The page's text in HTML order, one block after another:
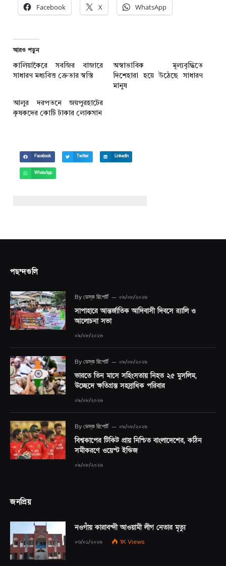
Facebook X WhatsApp
আরও পড়ুন
কালিয়াকৈরে সবজির বাজারে
সাধারণ মধ্যবিত্ত ক্রেতার স্বস্তি
অস্বাভাবিক মূল্যবৃদ্ধিতে
দিশেহারা হয়ে উঠেছে সাধারণ
মানুষ
আলুর দরপতনে জয়পুরহাটের
কৃষকদের কোটি টাকার লোকসান
Facebook Twitter LinkedIn
WhatsApp
পছন্দগুলি
By ডেস্ক রিপোর্ট ০৯/০৮/২০২৬
সাপাহারে আন্তর্জাতিক আদিবাসী দিবসে র‍্যালি ও
আলোচনা সভা
০৯/০৮/২০২৬
By ডেস্ক রিপোর্ট ০৯/০৮/২০২৬
ভারতে তিন মাসে সহিংসতায় নিহত ২৫ মুসলিম,
উচ্ছেদে ক্ষতিগ্রস্ত সহস্রাধিক পরিবার
০৯/০৮/২০২৬
By ডেস্ক রিপোর্ট ০৯/০৮/২০২৬
বিশ্বকাপের টিকিট প্রায় নিশ্চিত বাংলাদেশের, কঠিন
সমীকরণে ওয়েস্ট ইন্ডিজ
০৯/০৮/২০২৬
জনপ্রিয়
নওগাঁয় কারাবন্দী আওয়ামী লীগ নেতার মৃত্যু
০৩/০১/২০২৬ 1K Views